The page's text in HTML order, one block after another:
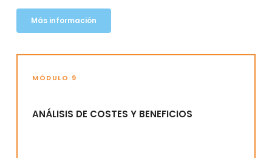
Más información
MÓDULO 9
ANÁLISIS DE COSTES Y BENEFICIOS